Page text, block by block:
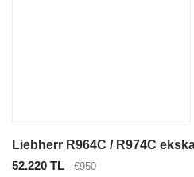
52.220 TL €950